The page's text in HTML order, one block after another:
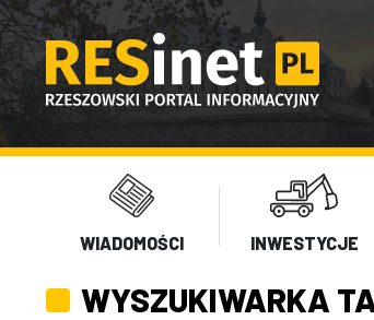
WIADOMOŚCI INWESTYCJE
WYSZUKIWARKA